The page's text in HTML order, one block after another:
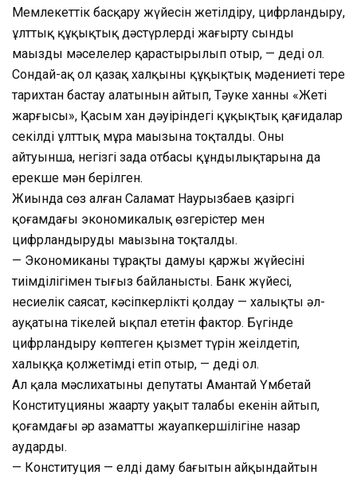
Мемлекеттік басқару жүйесін жетілдіру, цифрландыру,
ұлттық құқықтық дәстүрлерді жаңғырту сынды
маңызды мәселелер қарастырылып отыр, — деді ол.
Сондай-ақ ол қазақ халқының құқықтық мәдениеті терең
тарихтан бастау алатынын айтып, Тәуке ханның «Жеті
жарғысы», Қасым хан дәуіріндегі құқықтық қағидалар
секілді ұлттық мұра маңызына тоқталды. Оның
айтуынша, негізгі заңда отбасы құндылықтарына да
ерекше мән берілген.
Жиында сөз алған Саламат Наурызбаев қазіргі
қоғамдағы экономикалық өзгерістер мен
цифрландырудың маңызына тоқталды.
— Экономиканың тұрақты дамуы қаржы жүйесінің
тиімділігімен тығыз байланысты. Банк жүйесі,
несиелік саясат, кәсіпкерлікті қолдау — халықтың әл-
ауқатына тікелей ықпал ететін фактор. Бүгінде
цифрландыру көптеген қызмет түрін жеңілдетіп,
халыққа қолжетімді етіп отыр, — деді ол.
Ал қала мәслихатының депутаты Амантай Үмбетай
Конституцияны жаңарту уақыт талабы екенін айтып,
қоғамдағы әр азаматтың жауапкершілігіне назар
аударды.
— Конституция — елдің даму бағытын айқындайтын